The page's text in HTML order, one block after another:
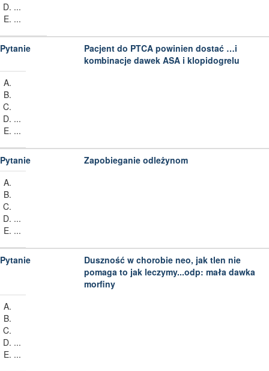
...
...
Pacjent do PTCA powinien dostać …i
kombinacje dawek ASA i klopidogrelu
...
...
Zapobieganie odleżynom
...
...
Duszność w chorobie neo, jak tlen nie
pomaga to jak leczymy...odp: mała dawka
morfiny
...
...